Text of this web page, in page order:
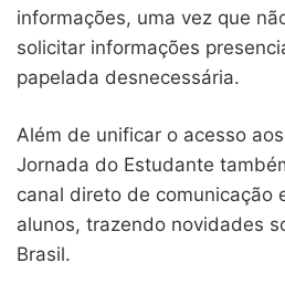
informações, uma vez que
solicitar informações
papelada desnecessária.
Além de unificar o acesso
Jornada do Estudante
canal direto de comunicação
alunos, trazendo novidades
Brasil.